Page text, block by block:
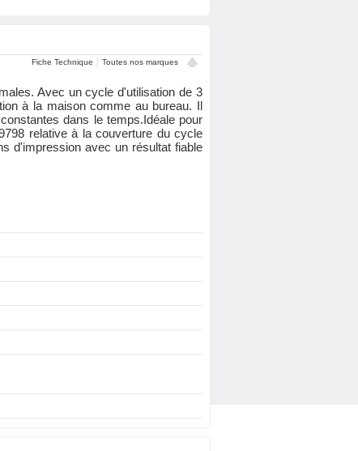
Fiche Technique Toutes nos marques
Avec un cycle d'utilisation de 3
à la maison comme au bureau. Il
dans le temps.Idéale pour
relative à la couverture du cycle
d'impression avec un résultat fiable